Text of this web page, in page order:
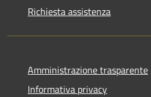
Richiesta assistenza
Amministrazione trasparente
Informativa privacy